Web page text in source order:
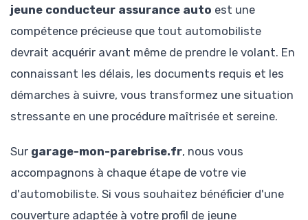
jeune conducteur assurance auto est une
compétence précieuse que tout automobiliste
devrait acquérir avant même de prendre le volant. En
connaissant les délais, les documents requis et les
démarches à suivre, vous transformez une situation
stressante en une procédure maîtrisée et sereine.
Sur garage-mon-parebrise.fr, nous vous
accompagnons à chaque étape de votre vie
d'automobiliste. Si vous souhaitez bénéficier d'une
couverture adaptée à votre profil de jeune